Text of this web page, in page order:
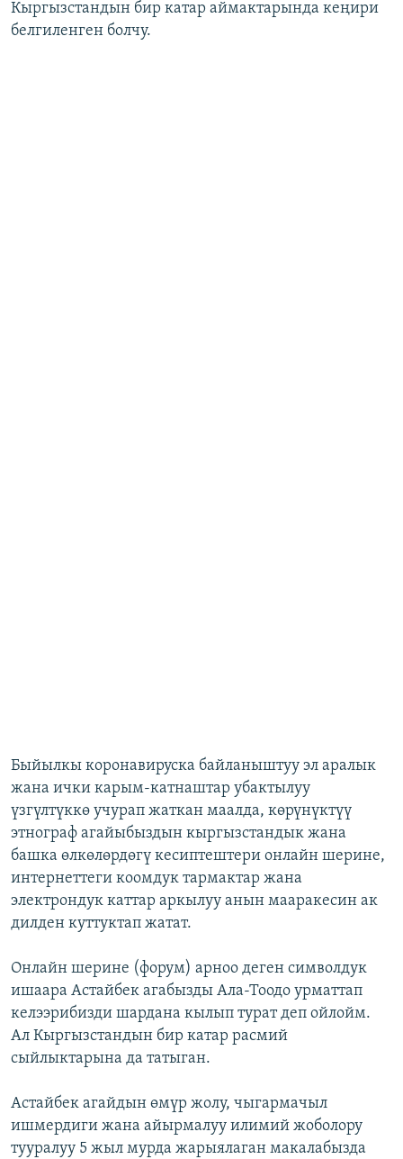
Кыргызстандын бир катар аймактарында кеңири
белгиленген болчу.
Быйылкы коронавируска байланыштуу эл аралык
жана ички карым-катнаштар убактылуу
үзгүлтүккө учурап жаткан маалда, көрүнүктүү
этнограф агайыбыздын кыргызстандык жана
башка өлкөлөрдөгү кесиптештери онлайн шерине,
интернеттеги коомдук тармактар жана
электрондук каттар аркылуу анын мааракесин ак
дилден куттуктап жатат.
Онлайн шерине (форум) арноо деген символдук
ишаара Астайбек агабызды Ала-Тоодо урматтап
келээрибизди шардана кылып турат деп ойлойм.
Ал Кыргызстандын бир катар расмий
сыйлыктарына да татыган.
Астайбек агайдын өмүр жолу, чыгармачыл
ишмердиги жана айырмалуу илимий жоболору
тууралуу 5 жыл мурда жарыялаган макалабызда